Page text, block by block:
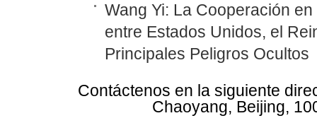
Wang Yi: La Cooperación
entre Estados Unidos, el
Principales Peligros Ocultos
Contáctenos en la siguiente
Chaoyang, Beijing,